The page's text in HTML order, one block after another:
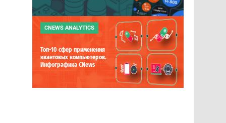
CNEWS ANALYTICS
Топ-10 сфер применения
квантовых компьютеров.
Инфографика CNews